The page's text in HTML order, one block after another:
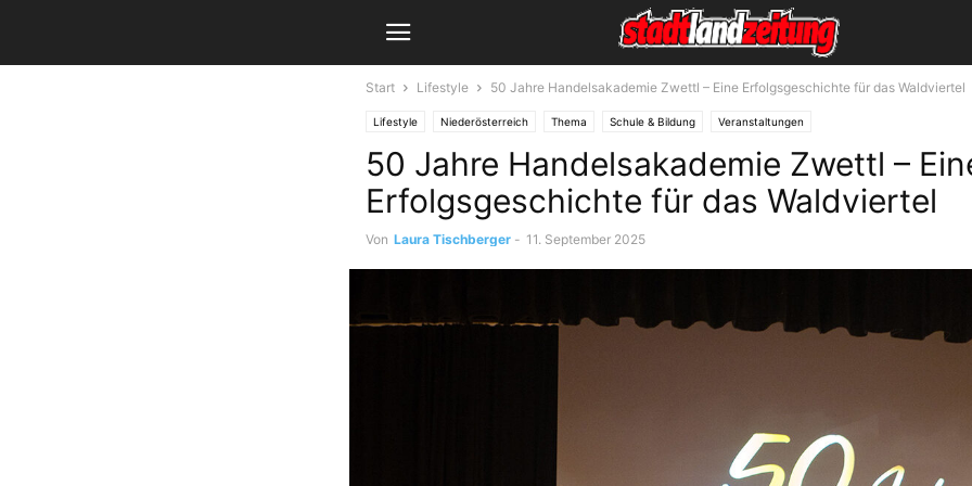
Start Lifestyle 50 Jahre Handelsakademie Zwettl – Eine Erfolgsgeschichte für das Waldviertel
Lifestyle Niederösterreich Thema Schule & Bildung Veranstaltungen
50 Jahre Handelsakademie Zwettl –
Erfolgsgeschichte für das Waldviertel
Von Laura Tischberger - 11. September 2025